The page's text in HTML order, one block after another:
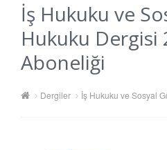
İş Hukuku ve
Hukuku Dergisi
Aboneliği
Dergiler İş Hukuku ve Sosyal